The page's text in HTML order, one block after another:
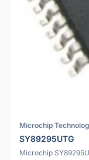
Microchip
SY89295UTG
Microchip